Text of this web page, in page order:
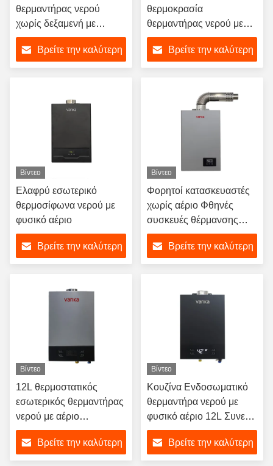
θερμαντήρας νερού
χωρίς δεξαμενή με
φυσικό αέριο
Βρείτε την καλύτερη
θερμοκρασία
θερμαντήρας νερού με
αέριο κατασκευαστής
άμεσες πωλήσεις
Βρείτε την καλύτερη
Βίντεο
Ελαφρύ εσωτερικό
θερμοσίφωνα νερού με
φυσικό αέριο
Βρείτε την καλύτερη
Βίντεο
Φορητοί κατασκευαστές
χωρίς αέριο Φθηνές
συσκευές θέρμανσης
νερού με φυσικό αέριο με
καινοτόμες τεχνολογίες
Βρείτε την καλύτερη
Βίντεο
12L θερμοστατικός
εσωτερικός θερμαντήρας
νερού με αέριο
Αυτοματοποιημένος
έλεγχος θερμοκρασίας
για μπάνιο
Βρείτε την καλύτερη
Βίντεο
Κουζίνα Ενδοσωματικό
θερμαντήρα νερού με
φυσικό αέριο 12L Συνεχή
θερμαντήρας νερού
εξοικονόμηση ενέργειας
Βρείτε την καλύτερη